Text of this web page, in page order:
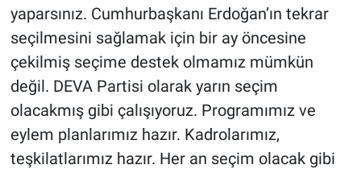
yaparsınız. Cumhurbaşkanı Erdoğan’ın tekrar
seçilmesini sağlamak için bir ay öncesine
çekilmiş seçime destek olmamız mümkün
değil. DEVA Partisi olarak yarın seçim
olacakmış gibi çalışıyoruz. Programımız ve
eylem planlarımız hazır. Kadrolarımız,
teşkilatlarımız hazır. Her an seçim olacak gibi